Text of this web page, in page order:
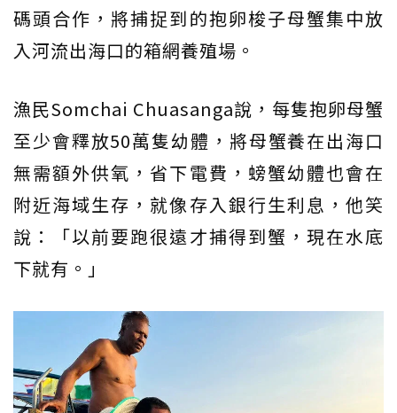
碼頭合作，將捕捉到的抱卵梭子母蟹集中放
入河流出海口的箱網養殖場。
漁民Somchai Chuasanga說，每隻抱卵母蟹
至少會釋放50萬隻幼體，將母蟹養在出海口
無需額外供氧，省下電費，螃蟹幼體也會在
附近海域生存，就像存入銀行生利息，他笑
說：「以前要跑很遠才捕得到蟹，現在水底
下就有。」